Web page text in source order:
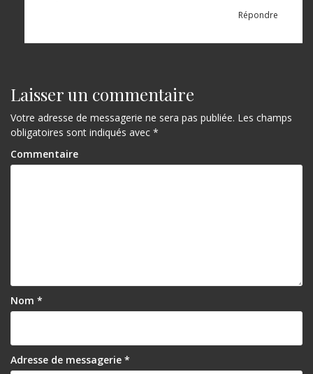
Répondre
Laisser un commentaire
Votre adresse de messagerie ne sera pas publiée. Les champs
obligatoires sont indiqués avec *
Commentaire
Nom *
Adresse de messagerie *